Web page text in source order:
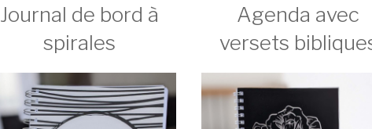
Journal de bord à
spirales
Agenda avec
versets